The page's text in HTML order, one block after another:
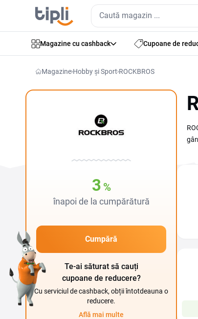
Magazine cu cashback Cupoane de
Magazine Hobby și Sport ROCKBROS
3 %
înapoi de la cumpărătură
Cumpără
Te-ai săturat să cauți
cupoane de reducere?
Cu serviciul de cashback, obții întotdeauna o
reducere.
Află mai multe